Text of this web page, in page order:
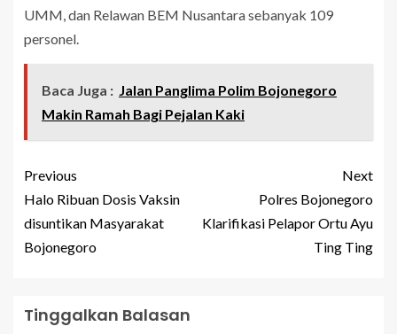
UMM, dan Relawan BEM Nusantara sebanyak 109
personel.
Baca Juga : Jalan Panglima Polim Bojonegoro
Makin Ramah Bagi Pejalan Kaki
Previous
Halo Ribuan Dosis Vaksin
disuntikan Masyarakat
Bojonegoro
Next
Polres Bojonegoro
Klarifikasi Pelapor Ortu Ayu
Ting Ting
Tinggalkan Balasan